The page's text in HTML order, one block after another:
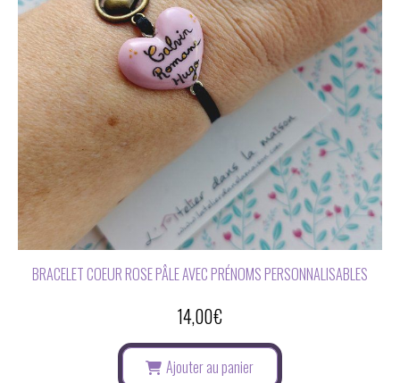
BRACELET COEUR ROSE PÂLE AVEC PRÉNOMS PERSONNALISABLES
14,00€
Ajouter au panier